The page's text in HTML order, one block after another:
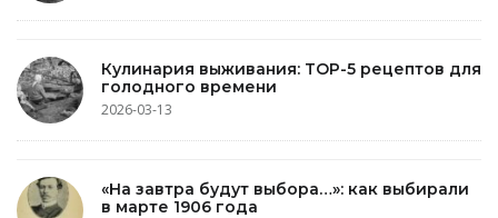
Кулинария выживания: TOP-5 рецептов для
голодного времени
2026-03-13
«На завтра будут выбора…»: как выбирали
в марте 1906 года